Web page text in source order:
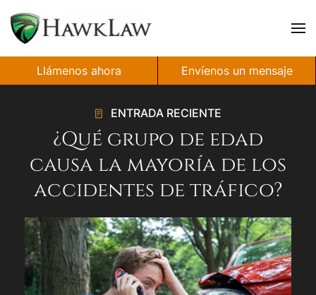
Ir al contenido principal
Llámenos ahora Envíenos un mensaje
ENTRADA RECIENTE
¿Qué grupo de edad
causa la mayoría de los
accidentes de tráfico?